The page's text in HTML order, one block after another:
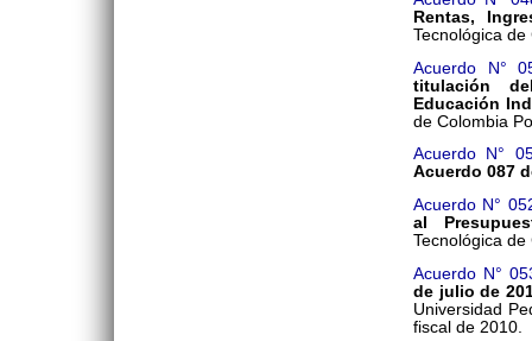
Rentas,
Tecnológica
Acuerdo N°
titulación
Educación
de Colombia
Acuerdo N°
Acuerdo 087
Acuerdo N°
al
Tecnológica
Acuerdo N°
de julio de
Universidad
fiscal de 2010.